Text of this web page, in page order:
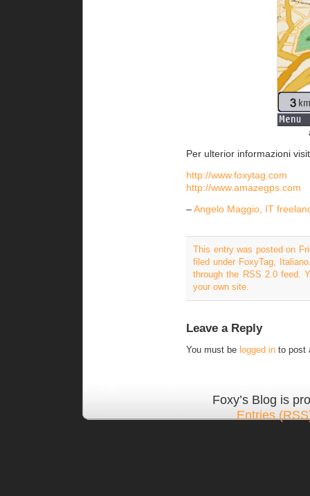
Per ulterior informazioni
http://www.foxytag.com
http://www.amazegps.com
–Angelo Maggio, IT
This entry was posted on
filed under FoxyTag Italiano
through the RSS 2.0feed.
your own site.
Leave a Reply
You must be logged in to post
Foxy’s Blog is
Entries